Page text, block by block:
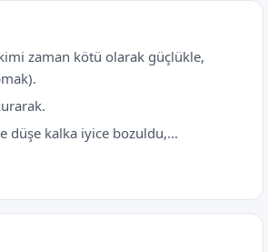
zaman kötü olarak güçlükle,
düşe kalka iyice bozuldu,...